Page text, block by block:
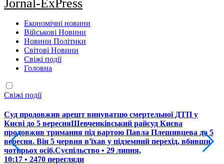
Jornal-ExPress
Економічні новини
Військові Новини
Новини Політики
Світові Новини
Свіжі події
Головна
Свіжі події
Суд продовжив арешт винуватцю смертельної ДТП у
Києві до 5 вересняШевченківський райсуд Києва
продовжив тримання під вартою Павла Плешивцева до 5
вересня. Він 5 червня в'їхав у підземний перехід, вбивши
чотирьох осіб.Суспільство • 29 липня,
10:17 • 2470 перегляди